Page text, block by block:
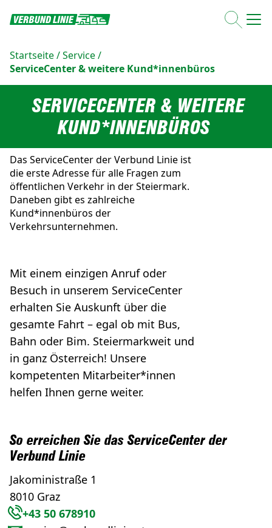
Startseite/Service/
ServiceCenter & weitere Kund*innenbüros
SERVICECENTER & WEITERE
KUND*INNENBÜROS
Das ServiceCenter der Verbund Linie ist
die erste Adresse für alle Fragen zum
öffentlichen Verkehr in der Steiermark.
Daneben gibt es zahlreiche
Kund*innenbüros der
Verkehrsunternehmen.
Mit einem einzigen Anruf oder
Besuch in unserem ServiceCenter
erhalten Sie Auskunft über die
gesamte Fahrt – egal ob mit Bus,
Bahn oder Bim. Steiermarkweit und
in ganz Österreich! Unsere
kompetenten Mitarbeiter*innen
helfen Ihnen gerne weiter.
So erreichen Sie das ServiceCenter der
Verbund Linie
Jakoministraße 1
8010 Graz
+43 50 678910